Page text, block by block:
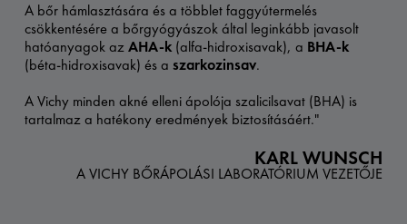
A bőr hámlasztására és a többlet faggyútermelés
csökkentésére a bőrgyógyászok által leginkább javasolt
hatóanyagok azAHA-k(alfa-hidroxisavak), a BHA-k
(béta-hidroxisavak) és a szarkozinsav.
A Vichy minden akné elleni ápolója szalicilsavat (BHA) is
tartalmaz a hatékony eredmények biztosításáért."
KARL WUNSCH
A VICHY BŐRÁPOLÁSI LABORATÓRIUM VEZETŐJE